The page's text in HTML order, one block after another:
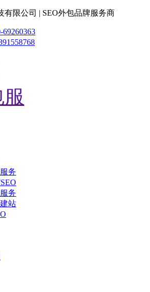
有限公司 | SEO外包品牌服务商
务
务
站